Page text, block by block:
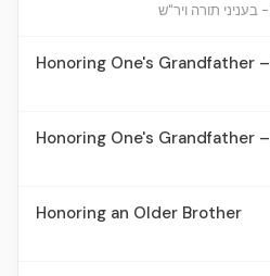
Honoring One's Grandfather
Honoring One's Grandfather
Honoring an Older Brother